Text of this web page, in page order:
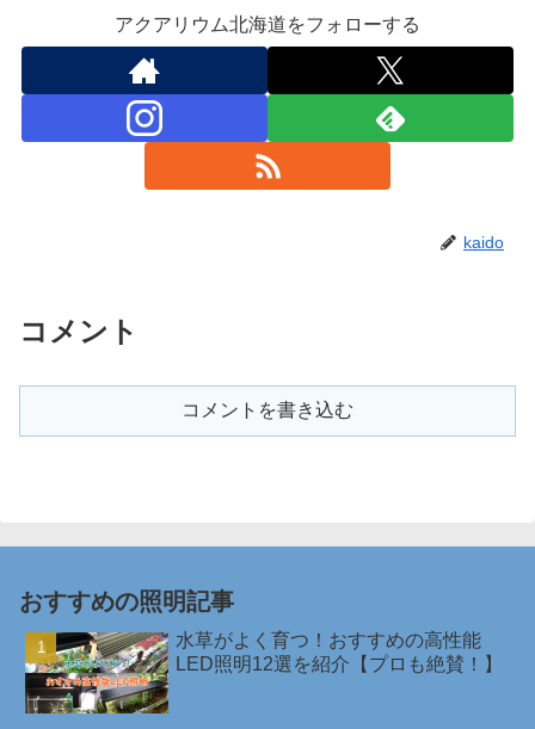
アクアリウム北海道をフォローする
kaido
コメント
コメントを書き込む
おすすめの照明記事
水草がよく育つ！おすすめの高性能
LED照明12選を紹介【プロも絶賛！】